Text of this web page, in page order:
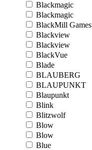
Blackmagic
Blackmagic
BlackMill Games
Blackview
Blackview
BlackVue
Blade
BLAUBERG
BLAUPUNKT
Blaupunkt
Blink
Blitzwolf
Blow
Blow
Blue